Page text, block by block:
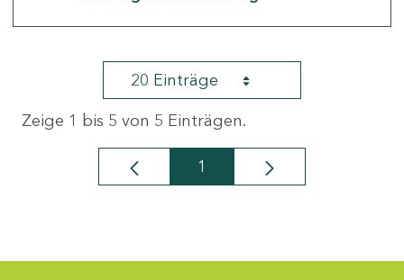
20 Einträge
Zeige 1 bis 5 von 5 Einträgen.
Seite
1